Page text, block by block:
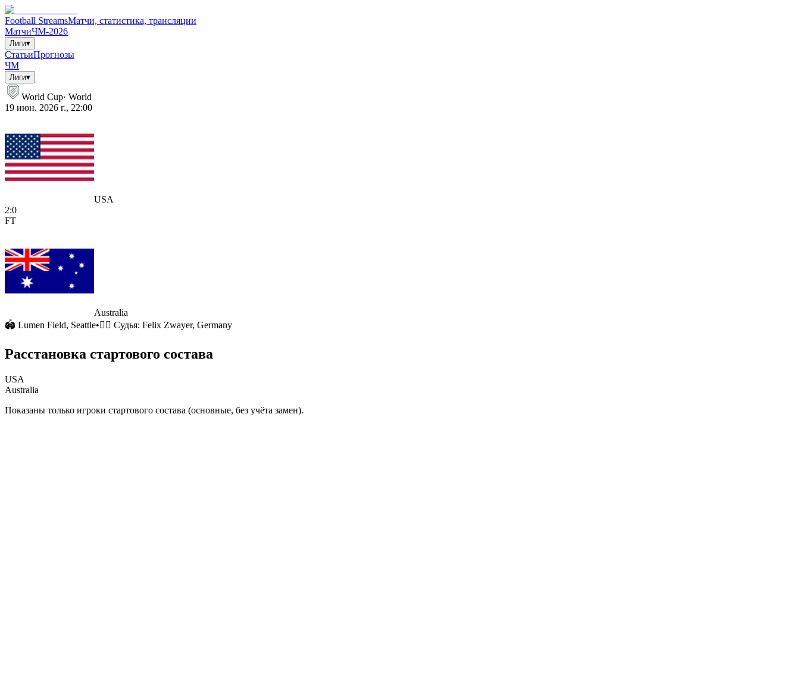
Football StreamsМатчи, статистика, трансляции
МатчиЧМ-2026
Лиги▾
СтатьиПрогнозы
ЧМ
Лиги▾
World Cup· World
19 июн. 2026 г., 22:00
USA
2:0
FT
Australia
🏟 Lumen Field, Seattle•🧑‍⚖️ Судья: Felix Zwayer, Germany
Расстановка стартового состава
USA
Australia
Показаны только игроки стартового состава (основные, без учёта замен).